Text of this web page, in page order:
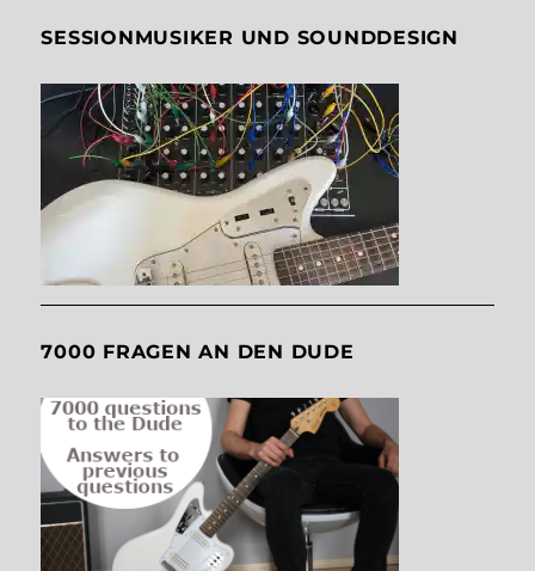
SESSIONMUSIKER UND SOUNDDESIGN
7000 FRAGEN AN DEN DUDE